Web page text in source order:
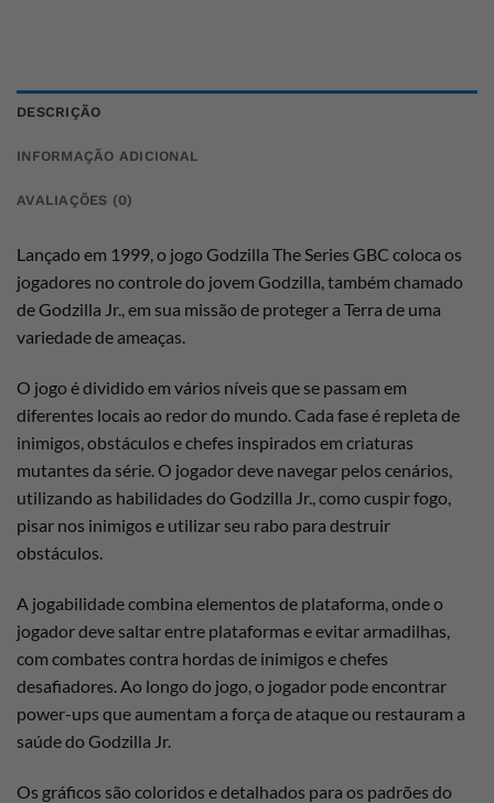
DESCRIÇÃO
INFORMAÇÃO ADICIONAL
AVALIAÇÕES (0)
Lançado em 1999, o jogo Godzilla The Series GBC coloca os
jogadores no controle do jovem Godzilla, também chamado
de Godzilla Jr., em sua missão de proteger a Terra de uma
variedade de ameaças.
O jogo é dividido em vários níveis que se passam em
diferentes locais ao redor do mundo. Cada fase é repleta de
inimigos, obstáculos e chefes inspirados em criaturas
mutantes da série. O jogador deve navegar pelos cenários,
utilizando as habilidades do Godzilla Jr., como cuspir fogo,
pisar nos inimigos e utilizar seu rabo para destruir
obstáculos.
A jogabilidade combina elementos de plataforma, onde o
jogador deve saltar entre plataformas e evitar armadilhas,
com combates contra hordas de inimigos e chefes
desafiadores. Ao longo do jogo, o jogador pode encontrar
power-ups que aumentam a força de ataque ou restauram a
saúde do Godzilla Jr.
Os gráficos são coloridos e detalhados para os padrões do